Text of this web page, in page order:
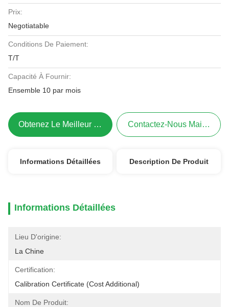
Prix:
Negotiatable
Conditions De Paiement:
T/T
Capacité À Fournir:
Ensemble 10 par mois
Obtenez Le Meilleur Prix Contactez-Nous Maintenant
Informations Détaillées Description De Produit
Informations Détaillées
Lieu D'origine:
La Chine
Certification:
Calibration Certificate (cost Additional)
Nom De Produit: